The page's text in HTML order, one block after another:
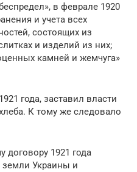
в феврале 1920
и учета всех
состоящих из
и изделий из них;
камней и жемчуга»
года, заставил власти
К тому же следовало
1921 года
Украины и